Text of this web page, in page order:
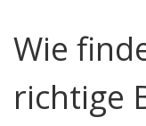
Wie
richtige